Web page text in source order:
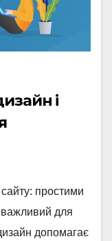
і
простими
для
допомагає